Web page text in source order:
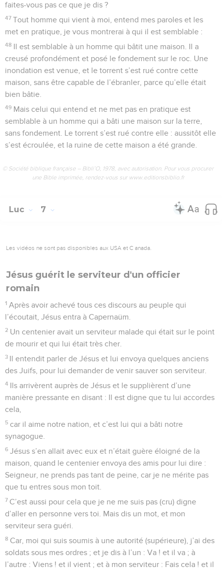
faites-vous pas ce que je dis ?
47 Tout homme qui vient à moi, entend mes paroles et les
met en pratique, je vous montrerai à qui il est semblable :
48 Il est semblable à un homme qui bâtit une maison. Il a
creusé profondément et posé le fondement sur le roc. Une
inondation est venue, et le torrent s’est rué contre cette
maison, sans être capable de l’ébranler, parce qu’elle était
bien bâtie.
49 Mais celui qui entend et ne met pas en pratique est
semblable à un homme qui a bâti une maison sur la terre,
sans fondement. Le torrent s’est rué contre elle : aussitôt elle
s’est écroulée, et la ruine de cette maison a été grande.
© Société biblique française – Bibli’O, 1978, avec autorisation. Pour vous procurer
une Bible imprimée, rendez-vous sur www.editionsbiblio.fr
Luc 7
Les vidéos ne sont pas disponibles aux USA et C anada.
Jésus guérit le serviteur d'un officier
romain
1 Après avoir achevé tous ces discours au peuple qui
l’écoutait, Jésus entra à Capernaüm.
2 Un centenier avait un serviteur malade qui était sur le point
de mourir et qui lui était très cher.
3 Il entendit parler de Jésus et lui envoya quelques anciens
des Juifs, pour lui demander de venir sauver son serviteur.
4 Ils arrivèrent auprès de Jésus et le supplièrent d’une
manière pressante en disant : Il est digne que tu lui accordes
cela,
5 car il aime notre nation, et c’est lui qui a bâti notre
synagogue.
6 Jésus s’en allait avec eux et n’était guère éloigné de la
maison, quand le centenier envoya des amis pour lui dire :
Seigneur, ne prends pas tant de peine, car je ne mérite pas
que tu entres sous mon toit.
7 C’est aussi pour cela que je ne me suis pas (cru) digne
d’aller en personne vers toi. Mais dis un mot, et mon
serviteur sera guéri.
8 Car, moi qui suis soumis à une autorité (supérieure), j’ai des
soldats sous mes ordres ; et je dis à l’un : Va ! et il va ; à
l’autre : Viens ! et il vient ; et à mon serviteur : Fais cela ! et il